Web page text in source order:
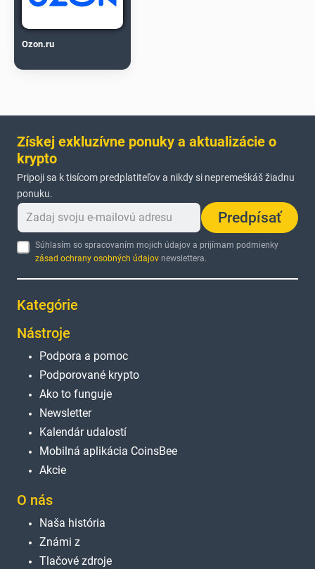
Ozon.ru
Získej exkluzívne ponuky a aktualizácie o
krypto
Pripoji sa k tisícom predplatiteľov a nikdy si nepremeškáš žiadnu
ponuku.
Predpísať
Súhlasím so spracovaním mojich údajov a prijímam podmienky
zásad ochrany osobných údajov newslettera.
Kategórie
Nástroje
Podpora a pomoc
Podporované krypto
Ako to funguje
Newsletter
Kalendár udalostí
Mobilná aplikácia CoinsBee
Akcie
O nás
Naša história
Známi z
Tlačové zdroje